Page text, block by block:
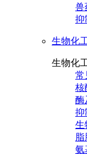
兽
抑
生物化
生物化
常
核
酶
抑
生
氨